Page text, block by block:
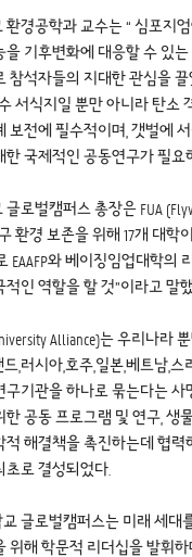
경공학과 교수는 “ 심포지
기후변화에 대응할 수 있
참석자들의 지대한 관심을
서식지일 뿐만 아니라 탄소
보전에 필수적이며, 갯벌에
국제적인 공동연구가 필요
로벌캠퍼스 총장은 FUA
환경 보존을 위해 17개 대학
EAAFP와 베이징임업대학의
인 역할을 할 것”이라고 말
Alliance)는 우리나라
,러시아,호주,일본,베트남,스
구기관을 하나로 묶는다는
공동 프로그램 및 연구, 생
해결책을 촉진하는데 협력
로 결성되었다.
글로벌캠퍼스는 미래 세대
위해 학문적 리더십을 발휘